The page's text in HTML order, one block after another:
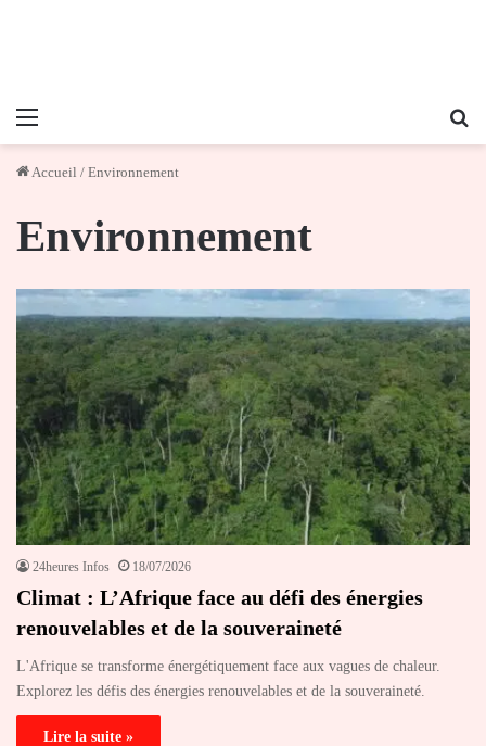
Menu
Accueil / Environnement
Environnement
24heures Infos 18/07/2026
Climat : L’Afrique face au défi des énergies
renouvelables et de la souveraineté
L'Afrique se transforme énergétiquement face aux vagues de chaleur.
Explorez les défis des énergies renouvelables et de la souveraineté.
Lire la suite »